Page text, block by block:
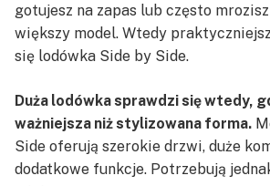
gotujesz na zapas lub często
większy model. Wtedy
się lodówka Side by Side.
Duża lodówka sprawdzi się wtedy,
ważniejsza niż stylizowana forma.
Side oferują szerokie drzwi, duże
dodatkowe funkcje. Potrzebują